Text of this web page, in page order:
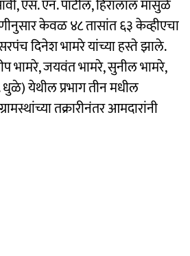
एस. एन. पाटील, हिरालाल मासुळे
केवळ ४८ तासांत ६३ केव्हीएचा
दिनेश भामरे यांच्या हस्ते झाले.
भामरे, जयवंत भामरे, सुनील भामरे,
येथील प्रभाग तीन मधील
तक्रारीनंतर आमदारांनी